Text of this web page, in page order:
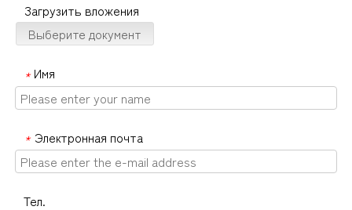
Загрузить вложения
Выберите документ
* Имя
* Электронная почта
Тел.